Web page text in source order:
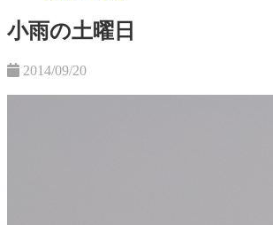
小雨の土曜日
2014/09/20